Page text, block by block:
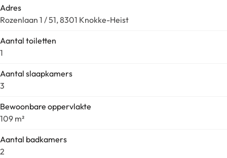
Adres
Rozenlaan 1 / 51, 8301 Knokke-Heist
Aantal toiletten
1
Aantal slaapkamers
3
Bewoonbare oppervlakte
109 m²
Aantal badkamers
2